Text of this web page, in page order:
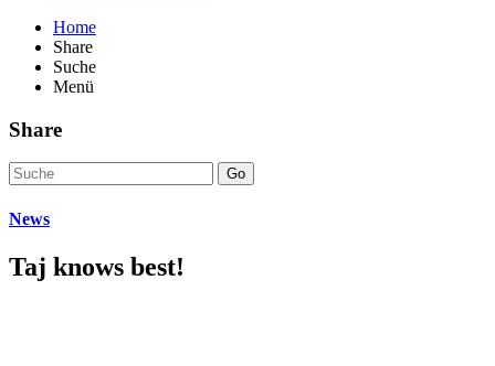
Home
Share
Suche
Menü
Share
Go
News
Taj knows best!